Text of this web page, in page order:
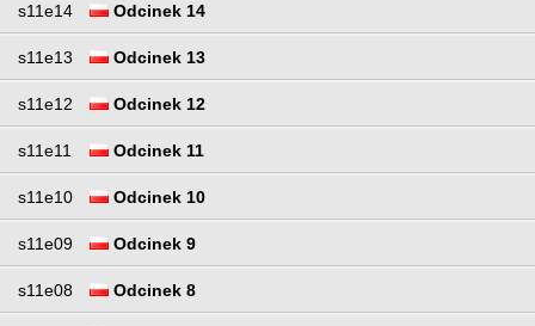
s11e14 Odcinek 14
s11e13 Odcinek 13
s11e12 Odcinek 12
s11e11 Odcinek 11
s11e10 Odcinek 10
s11e09 Odcinek 9
s11e08 Odcinek 8